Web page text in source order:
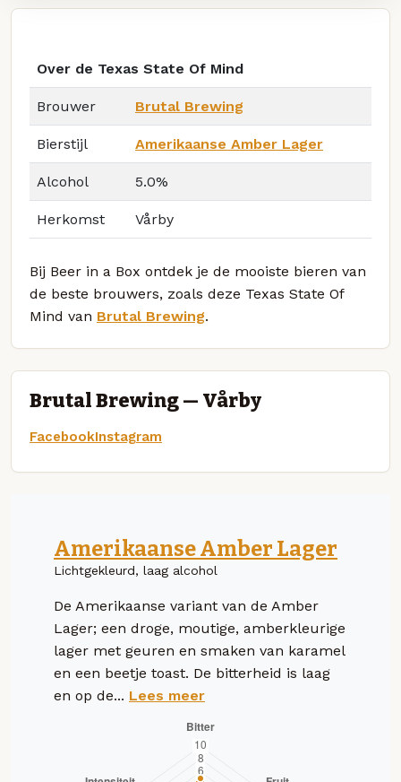
Over de Texas State Of Mind
Brouwer Brutal Brewing
Bierstijl Amerikaanse Amber Lager
Alcohol 5.0%
Herkomst Vårby
Bij Beer in a Box ontdek je de mooiste bieren van
de beste brouwers, zoals deze Texas State Of
Mind van Brutal Brewing.
Brutal Brewing — Vårby
FacebookInstagram
Amerikaanse Amber Lager
Lichtgekleurd, laag alcohol
De Amerikaanse variant van de Amber
Lager; een droge, moutige, amberkleurige
lager met geuren en smaken van karamel
en een beetje toast. De bitterheid is laag
en op de... Lees meer